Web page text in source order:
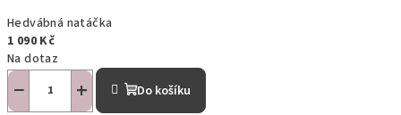
Hedvábná natáčka
1 090 Kč
Na dotaz
+
− Do košíku